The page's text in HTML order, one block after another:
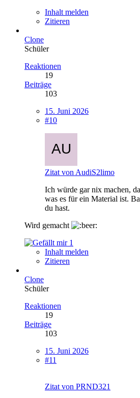
Inhalt melden
Zitieren
Clone
Schüler
Reaktionen
19
Beiträge
103
15. Juni 2026
#10
Zitat von AudiS2limo
Ich würde gar nix machen,
was es für ein Material ist.
du hast.
Wird gemacht
1
Inhalt melden
Zitieren
Clone
Schüler
Reaktionen
19
Beiträge
103
15. Juni 2026
#11
Zitat von PRND321